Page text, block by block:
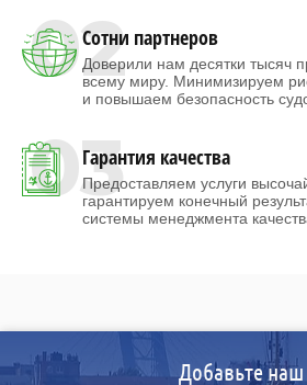
02Сотни партнеров
Доверили нам десятки тысяч
всему миру. Минимизируем
и повышаем безопасность
03Гарантия качества
Предоставляем услуги
гарантируем конечный
системы менеджмента
Добавьте наш